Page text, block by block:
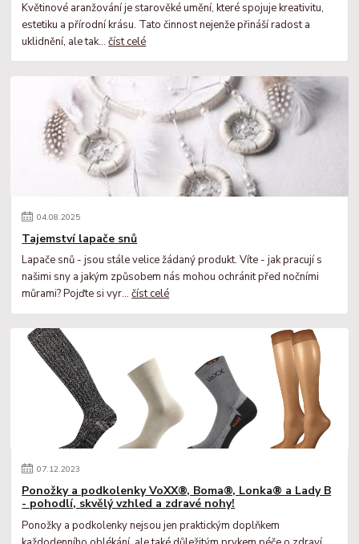
Květinové aranžování je starověké umění, které spojuje kreativitu,
estetiku a přírodní krásu. Tato činnost nejenže přináší radost a
uklidnění, ale tak...číst celé
04.08.2025
Tajemství lapače snů
Lapače snů - jsou stále velice žádaný produkt. Víte - jak pracují s
našimi sny a jakým způsobem nás mohou ochránit před nočními
můrami? Pojďte si vyr...číst celé
07.12.2023
Ponožky a podkolenky VoXX®, Boma®, Lonka® a Lady B
- pohodlí, skvělý vzhled a zdravé nohy!
Ponožky a podkolenky nejsou jen praktickým doplňkem